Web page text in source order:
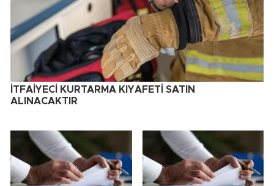
İTFAİYECİ KURTARMA KIYAFETİ SATIN
ALINACAKTIR